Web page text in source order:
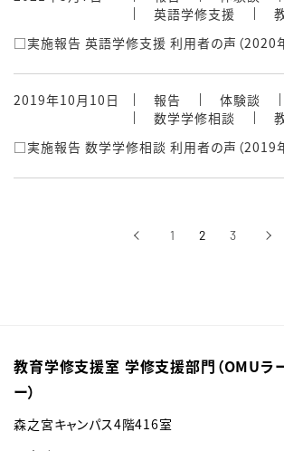
英語学修支援
□実施報告 英語学修支援 利用者の声（2020年
2019年10月10日 報告 体験談
数学学修相談
□実施報告 数学学修相談 利用者の声（2019
‹前へ 1 2 3 ›次へ
教育学修支援室 学修支援部門（OMUラ
ー）
森之宮キャンパス4階416室